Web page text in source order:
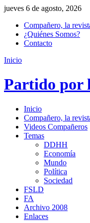
jueves 6 de agosto, 2026
Compañero, la
¿Quiénes Somos?
Contacto
Inicio
Partido por
Inicio
Compañero, la
Videos Compañeros
Temas
DDHH
Economía
Mundo
Política
Sociedad
FSLD
FA
Archivo 2008
Enlaces